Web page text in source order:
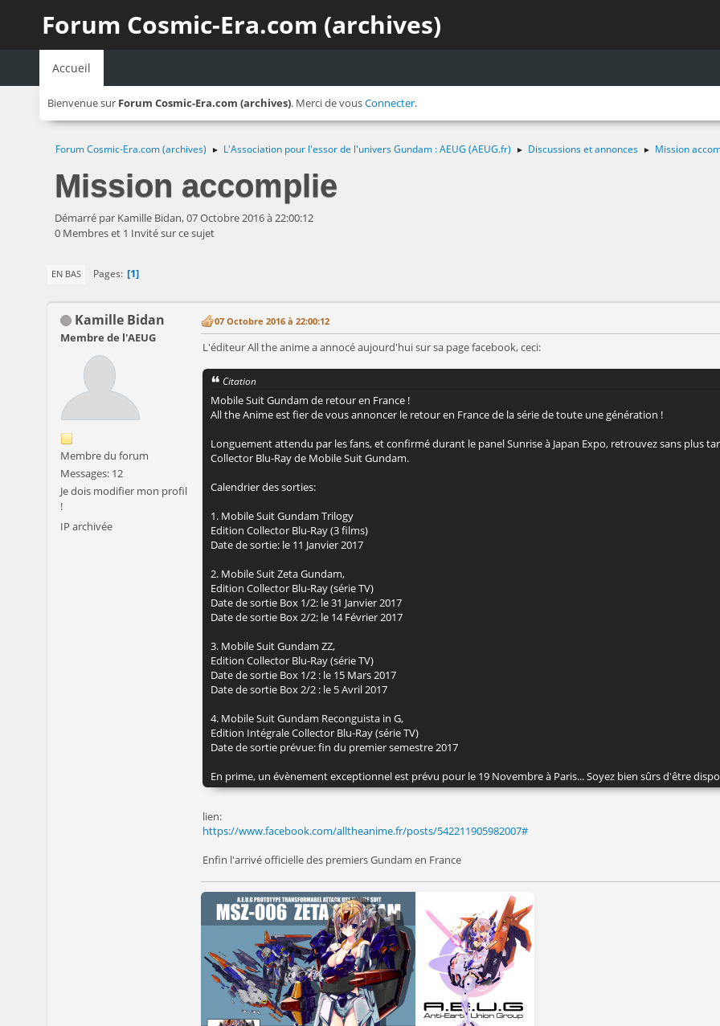
Forum Cosmic-Era.com (archives)
Accueil
Bienvenue sur Forum Cosmic-Era.com (archives). Merci de vousConnecter.
Forum Cosmic-Era.com (archives) ► L'Association pour l'essor de l'univers Gundam : AEUG (AEUG.fr) ► Discussions et annonces ► Mission
Mission accomplie
Démarré par Kamille Bidan, 07 Octobre 2016 à 22:00:12
0 Membres et 1 Invité sur ce sujet
EN BAS Pages 1
Kamille Bidan
Membre de l'AEUG
Membre du forum
Messages: 12
Je dois modifier mon profil
!
IP archivée
07 Octobre 2016 à 22:00:12
L'éditeur All the anime a annocé aujourd'hui sur sa page facebook, ceci:
Citation
Mobile Suit Gundam de retour en France !
All the Anime est fier de vous annoncer le retour en France de la série de toute une génération !
Longuement attendu par les fans, et confirmé durant le panel Sunrise à Japan Expo, retrouvez sans plus
Collector Blu-Ray de Mobile Suit Gundam.
Calendrier des sorties:
1. Mobile Suit Gundam Trilogy
Edition Collector Blu-Ray (3 films)
Date de sortie: le 11 Janvier 2017
2. Mobile Suit Zeta Gundam,
Edition Collector Blu-Ray (série TV)
Date de sortie Box 1/2: le 31 Janvier 2017
Date de sortie Box 2/2: le 14 Février 2017
3. Mobile Suit Gundam ZZ,
Edition Collector Blu-Ray (série TV)
Date de sortie Box 1/2 : le 15 Mars 2017
Date de sortie Box 2/2 : le 5 Avril 2017
4. Mobile Suit Gundam Reconguista in G,
Edition Intégrale Collector Blu-Ray (série TV)
Date de sortie prévue: fin du premier semestre 2017
En prime, un évènement exceptionnel est prévu pour le 19 Novembre à Paris... Soyez bien sûrs d'être
lien:
https://www.facebook.com/alltheanime.fr/posts/542211905982007#
Enfin l'arrivé officielle des premiers Gundam en France